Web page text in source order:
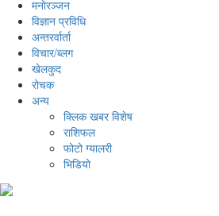
मनाेरञ्जन
विज्ञान प्रविधि
अन्तरर्वार्ता
विचार/ब्लग
खेलकुद
रोचक
अन्य
क्लिक खबर विशेष
राशिफल
फोटो ग्यालरी
भिडियो